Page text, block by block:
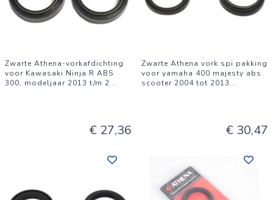
Zwarte Athena-vorkafdichting
voor Kawasaki Ninja R ABS
300, modeljaar 2013 t/m 2...
€ 27,36
Zwarte Athena vork spi pakking
voor yamaha 400 majesty abs
scooter 2004 tot 2013...
€ 30,47